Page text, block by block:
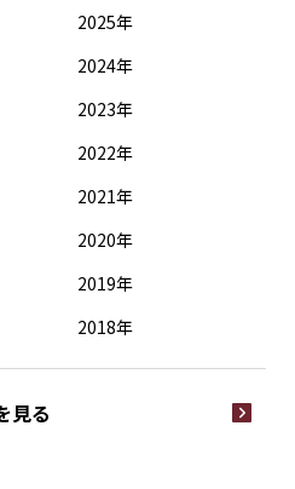
2025年
2024年
2023年
2022年
2021年
2020年
2019年
2018年
見る